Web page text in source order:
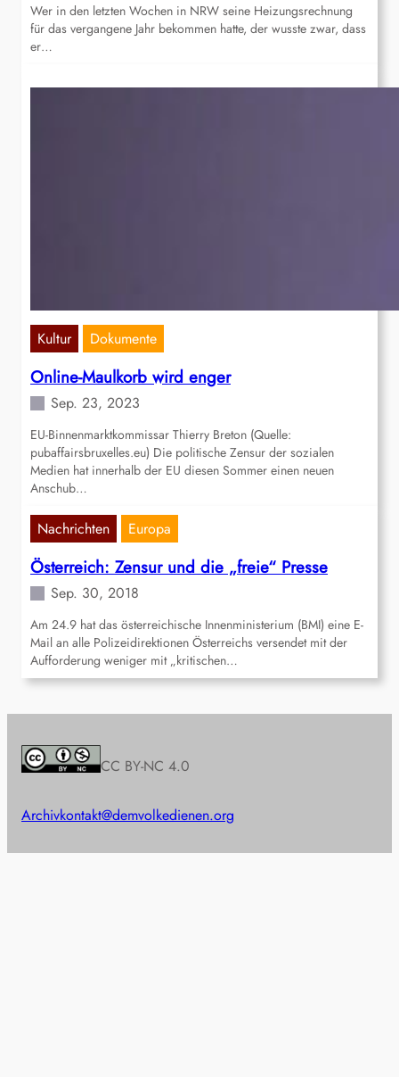
Wer in den letzten Wochen in NRW seine Heizungsrechnung
für das vergangene Jahr bekommen hatte, der wusste zwar, dass
er…
Kultur Dokumente
Online-Maulkorb wird enger
Sep. 23, 2023
EU-Binnenmarktkommissar Thierry Breton (Quelle:
pubaffairsbruxelles.eu) Die politische Zensur der sozialen
Medien hat innerhalb der EU diesen Sommer einen neuen
Anschub…
Nachrichten Europa
Österreich: Zensur und die „freie“ Presse
Sep. 30, 2018
Am 24.9 hat das österreichische Innenministerium (BMI) eine E-
Mail an alle Polizeidirektionen Österreichs versendet mit der
Aufforderung weniger mit „kritischen…
CC BY-NC 4.0
Archivkontakt@demvolkedienen.org